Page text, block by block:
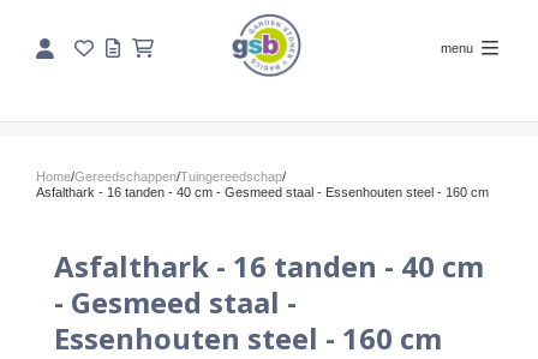
menu
Home/Gereedschappen/Tuingereedschap/
Asfalthark - 16 tanden - 40 cm - Gesmeed staal - Essenhouten steel - 160 cm
Asfalthark - 16 tanden - 40 cm
- Gesmeed staal -
Essenhouten steel - 160 cm